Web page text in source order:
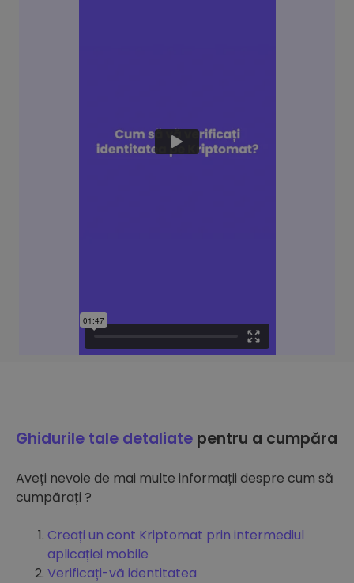
Ghidurile tale detaliate pentru a cumpăra
Aveți nevoie de mai multe informații despre cum să
cumpărați ?
Creați un cont Kriptomat prin intermediul
aplicației mobile
Verificați-vă identitatea